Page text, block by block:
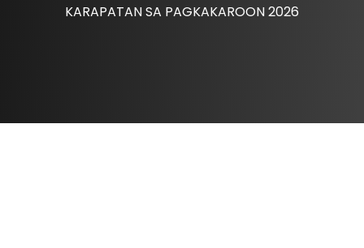
KARAPATAN SA PAGKAKAROON 2026